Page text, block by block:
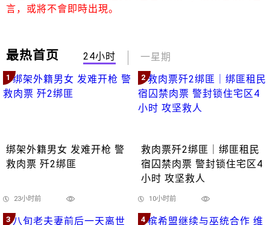
言，或將不會即時出現。
最热首页 24小时 一星期
1
绑架外籍男女 发难开枪 警
救肉票 歼2绑匪
23小时前
2
救肉票歼2绑匪｜绑匪租民
宿囚禁肉票 警封锁住宅区4
小时 攻坚救人
10小时前
3 4